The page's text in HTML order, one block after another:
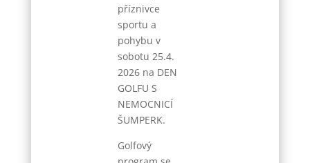
příznivce
sportu a
pohybu v
sobotu 25.4.
2026 na DEN
GOLFU S
NEMOCNICÍ
ŠUMPERK.
Golfový